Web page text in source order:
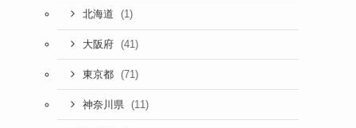
北海道 (1)
大阪府 (41)
東京都 (71)
神奈川県 (11)